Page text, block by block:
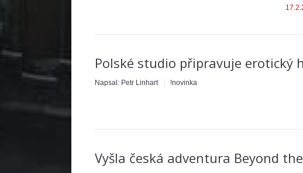
Polské studio připravuje erotický
Napsal: Petr Linhart !novinka
Vyšla česká adventura Beyond